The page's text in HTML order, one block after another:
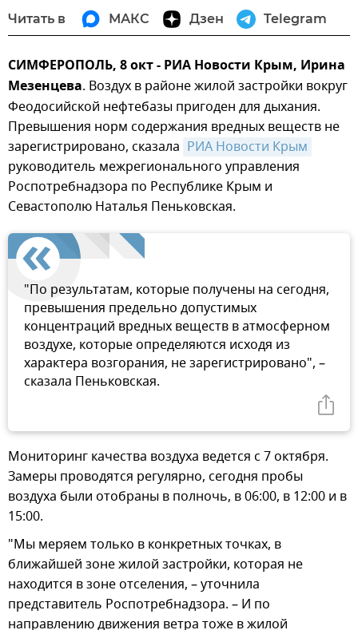
Читать в МАКС Дзен Telegram
СИМФЕРОПОЛЬ, 8 окт - РИА Новости Крым, Ирина
Мезенцева. Воздух в районе жилой застройки вокруг
Феодосийской нефтебазы пригоден для дыхания.
Превышения норм содержания вредных веществ не
зарегистрировано, сказала РИА Новости Крым
руководитель межрегионального управления
Роспотребнадзора по Республике Крым и
Севастополю Наталья Пеньковская.
"По результатам, которые получены на сегодня,
превышения предельно допустимых
концентраций вредных веществ в атмосферном
воздухе, которые определяются исходя из
характера возгорания, не зарегистрировано", –
сказала Пеньковская.
Мониторинг качества воздуха ведется с 7 октября.
Замеры проводятся регулярно, сегодня пробы
воздуха были отобраны в полночь, в 06:00, в 12:00 и в
15:00.
"Мы меряем только в конкретных точках, в
ближайшей зоне жилой застройки, которая не
находится в зоне отселения, – уточнила
представитель Роспотребнадзора. – И по
направлению движения ветра тоже в жилой